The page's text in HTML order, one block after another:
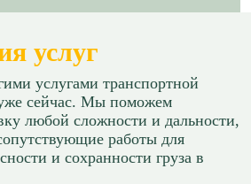
услуг
услугами транспортной
сейчас. Мы поможем
любой сложности и дальности,
работы для
и сохранности груза в